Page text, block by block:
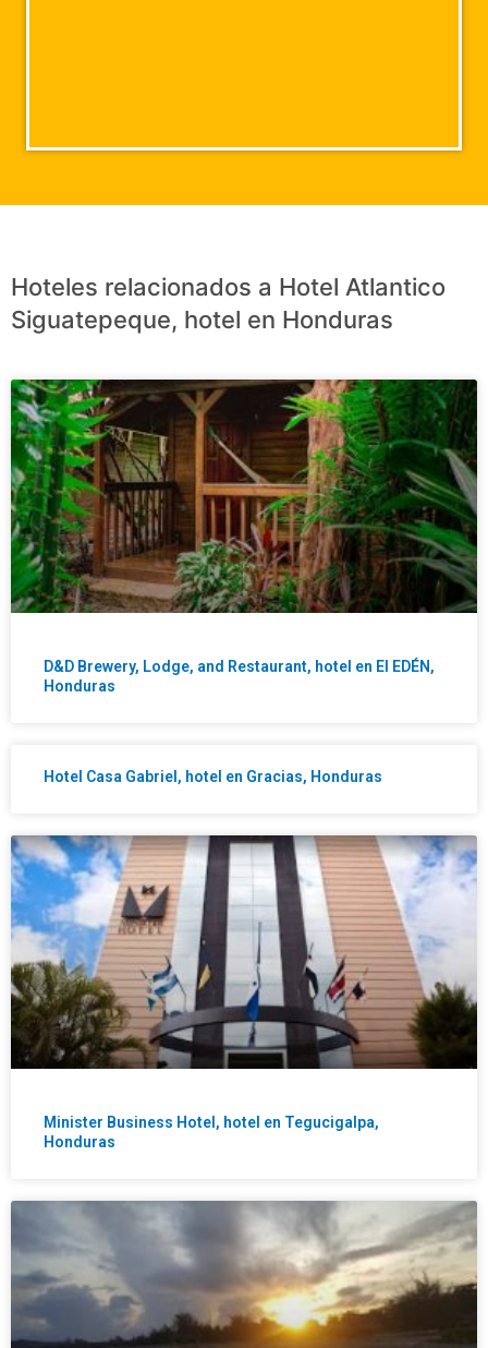
Hoteles relacionados a Hotel Atlantico
Siguatepeque, hotel en Honduras
D&D Brewery, Lodge, and Restaurant, hotel en El EDÉN,
Honduras
Hotel Casa Gabriel, hotel en Gracias, Honduras
Minister Business Hotel, hotel en Tegucigalpa,
Honduras